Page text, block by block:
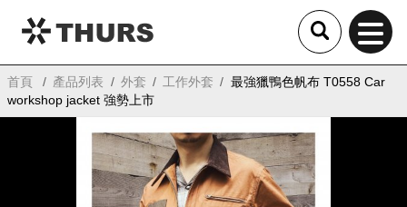
THURS
首頁 產品列表 外套 工作外套
最強獵鴨色帆布 T0558 Car
workshop jacket 強勢上市